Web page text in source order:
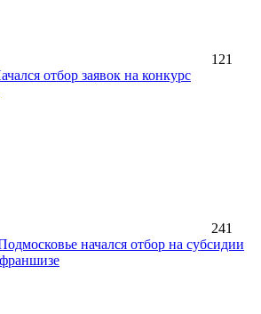
121
отбор заявок на конкурс
241
начался отбор на субсидии